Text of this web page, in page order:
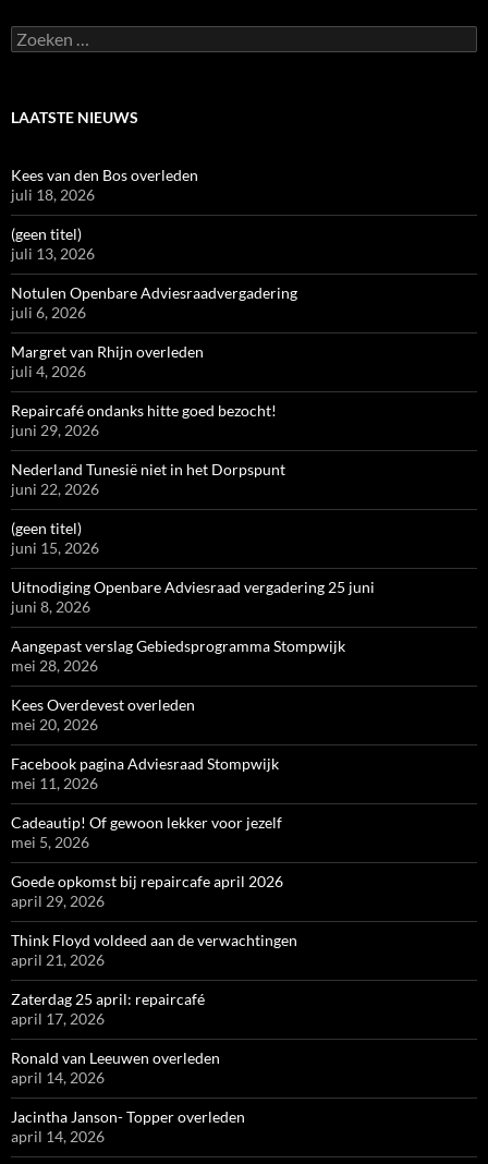
Zoeken
naar:
LAATSTE NIEUWS
Kees van den Bos overleden
juli 18, 2026
(geen titel)
juli 13, 2026
Notulen Openbare Adviesraadvergadering
juli 6, 2026
Margret van Rhijn overleden
juli 4, 2026
Repaircafé ondanks hitte goed bezocht!
juni 29, 2026
Nederland Tunesië niet in het Dorpspunt
juni 22, 2026
(geen titel)
juni 15, 2026
Uitnodiging Openbare Adviesraad vergadering 25 juni
juni 8, 2026
Aangepast verslag Gebiedsprogramma Stompwijk
mei 28, 2026
Kees Overdevest overleden
mei 20, 2026
Facebook pagina Adviesraad Stompwijk
mei 11, 2026
Cadeautip! Of gewoon lekker voor jezelf
mei 5, 2026
Goede opkomst bij repaircafe april 2026
april 29, 2026
Think Floyd voldeed aan de verwachtingen
april 21, 2026
Zaterdag 25 april: repaircafé
april 17, 2026
Ronald van Leeuwen overleden
april 14, 2026
Jacintha Janson- Topper overleden
april 14, 2026